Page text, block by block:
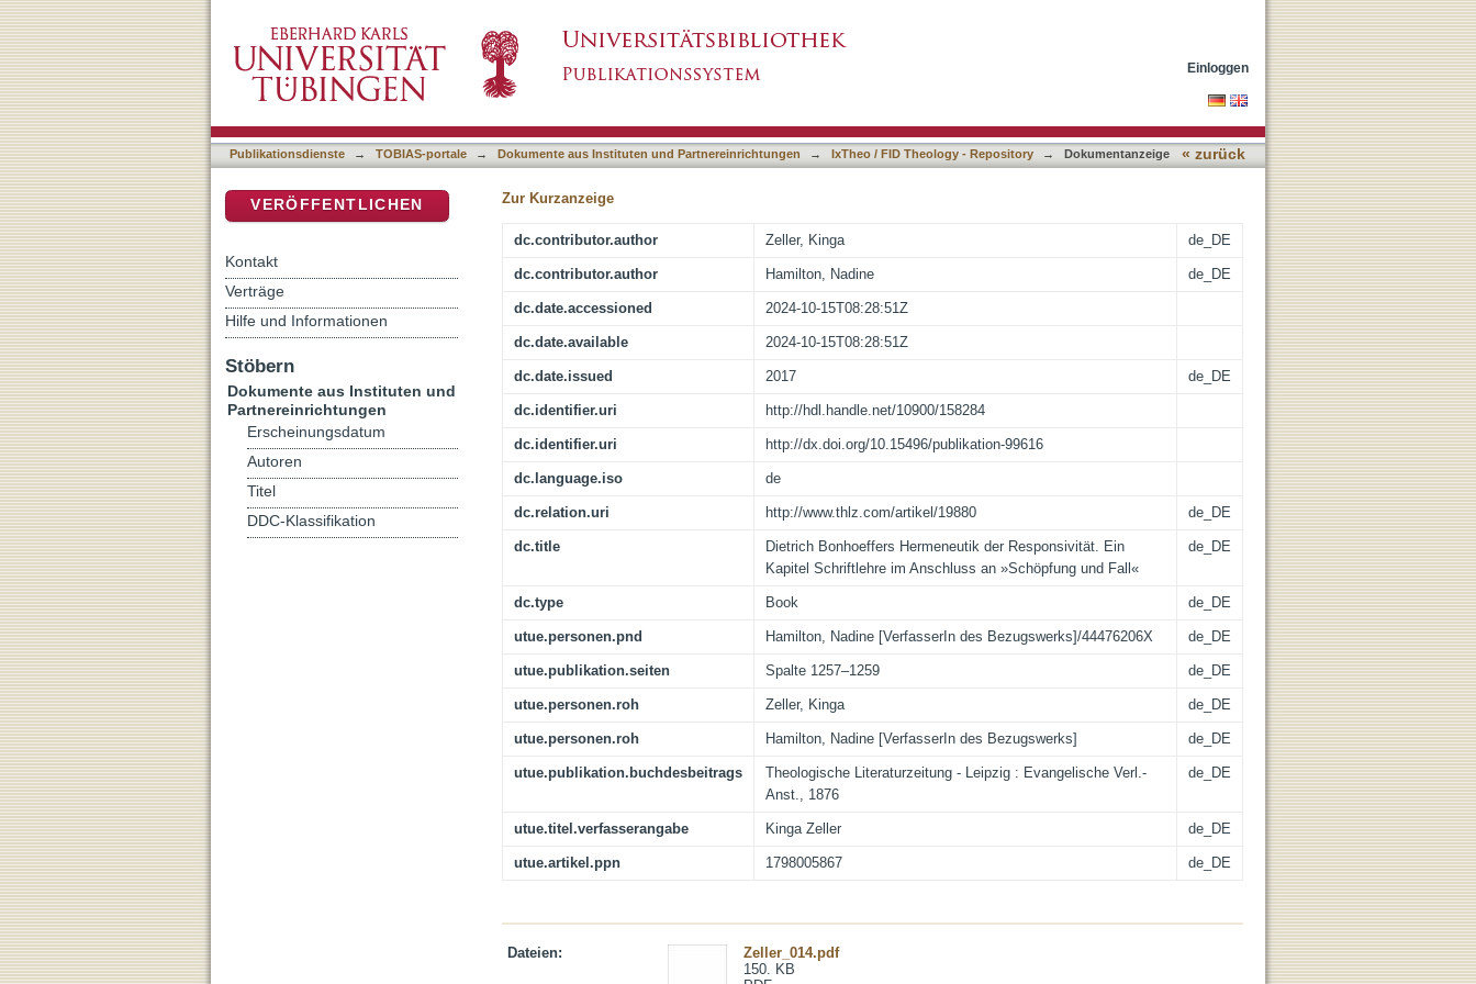
»Schöpfung und Fall«
Einloggen
Publikationsdienste → TOBIAS-portale → Dokumente aus Instituten und Partnereinrichtungen → IxTheo / FID Theology - Repository → Dokumentanzeige « zurück
Zur Kurzanzeige
dc.contributor.author Zeller, Kinga de_DE
dc.contributor.author Hamilton, Nadine de_DE
dc.date.accessioned 2024-10-15T08:28:51Z
dc.date.available 2024-10-15T08:28:51Z
dc.date.issued 2017 de_DE
dc.identifier.uri http://hdl.handle.net/10900/158284
dc.identifier.uri http://dx.doi.org/10.15496/publikation-99616
dc.language.iso de
dc.relation.uri http://www.thlz.com/artikel/19880 de_DE
dc.title
Dietrich Bonhoeffers Hermeneutik der Responsivität. Ein
Kapitel Schriftlehre im Anschluss an »Schöpfung und Fall«
de_DE
dc.type Book de_DE
utue.personen.pnd Hamilton, Nadine [VerfasserIn des Bezugswerks]/44476206X de_DE
utue.publikation.seiten Spalte 1257–1259 de_DE
utue.personen.roh Zeller, Kinga de_DE
utue.personen.roh Hamilton, Nadine [VerfasserIn des Bezugswerks] de_DE
utue.publikation.buchdesbeitrags
Theologische Literaturzeitung - Leipzig : Evangelische Verl.-
Anst., 1876
de_DE
utue.titel.verfasserangabe Kinga Zeller de_DE
utue.artikel.ppn 1798005867 de_DE
Dateien:
Zeller_014.pdf
150. KB
VERÖFFENTLICHEN
Kontakt
Verträge
Hilfe und Informationen
Stöbern
Dokumente aus Instituten und
Partnereinrichtungen
Erscheinungsdatum
Autoren
Titel
DDC-Klassifikation